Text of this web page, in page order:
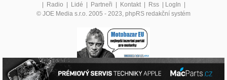
| Radio | Lidé | Partneři | Kontakt | Rss | LogIn |
© JOE Media s.r.o. 2005 - 2023, phpRS redakční systém